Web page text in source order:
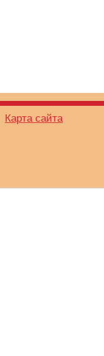
Карта сайта